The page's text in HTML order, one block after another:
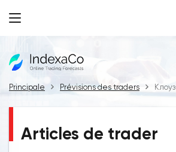
Principale Prévisions des traders Клоуз
Articles de trader